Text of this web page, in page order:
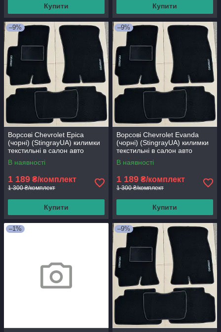
Купити Купити
–9%
Ворсові Chevrolet Epica
(чорні) (StingrayUA) килимки
текстильні в салон авто
В наявності
1 189 ₴/комплект
1 300 ₴/комплект
Купити
–9%
Ворсові Chevrolet Evanda
(чорні) (StingrayUA) килимки
текстильні в салон авто
В наявності
1 189 ₴/комплект
1 300 ₴/комплект
Купити
–1% –9%